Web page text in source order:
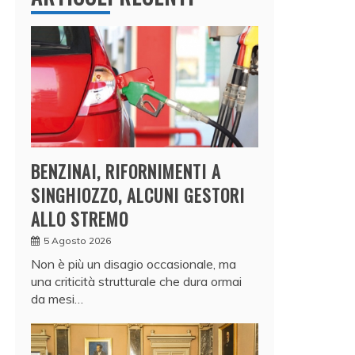
BENZINAI, RIFORNIMENTI A
SINGHIOZZO, ALCUNI GESTORI
ALLO STREMO
5 Agosto 2026
Non è più un disagio occasionale, ma
una criticità strutturale che dura ormai
da mesi…